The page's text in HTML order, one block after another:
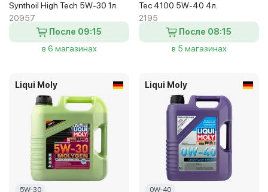
Synthoil High Tech 5W-30 1л.
20957
После 09:15
в 6 магазинах
Tec 4100 5W-40 4л.
2195
После 08:15
в 5 магазинах
Liqui Moly
5W-30
Liqui Moly
0W-40